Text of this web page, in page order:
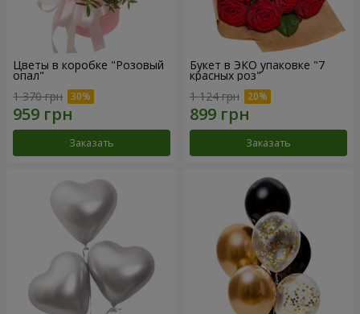
Цветы в коробке "Розовый
опал"
1 370 грн
Заказать
Букет в ЭКО упаковке "7
красных роз"
1 124 грн
Заказать